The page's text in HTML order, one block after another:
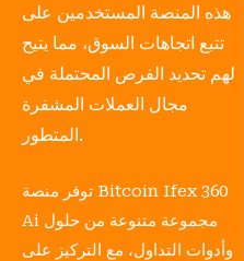
هذه المنصة المستخدمين على
تتبع اتجاهات السوق، مما يتيح
لهم تحديد الفرص المحتملة في
مجال العملات المشفرة
المتطور.
توفر منصة Bitcoin Ifex 360
Ai مجموعة متنوعة من حلول
وأدوات التداول، مع التركيز على